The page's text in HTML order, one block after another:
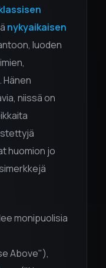
nykyaikaisen
luoden
Hänen
niissä on
huomion jo
monipuolisia
Above"),